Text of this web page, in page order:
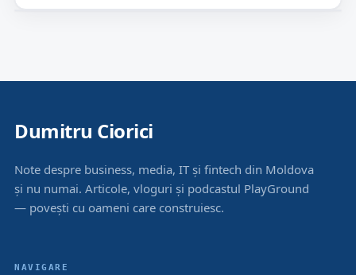
Dumitru Ciorici
Note despre business, media, IT și fintech din Moldova
și nu numai. Articole, vloguri și podcastul PlayGround
— povești cu oameni care construiesc.
NAVIGARE